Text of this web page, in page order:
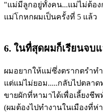
"แม่มีลูกอยู่ทั้งคน...แม่ไม่ต้อ
แม่โกหกผมเป็นครั้งที่ 5 แล้ว
6. ในทื่สุดผมก็เรียนจบ
ผมอยากให้แม่ซึ่งตรากตรำท
แต่แม่ไม่ยอม.....กลับไปตลาด
ขายผักที่หามาได้เพื่อเลี้ยงชี
(ผมต้องไปทำงานในเมืองที่ห่